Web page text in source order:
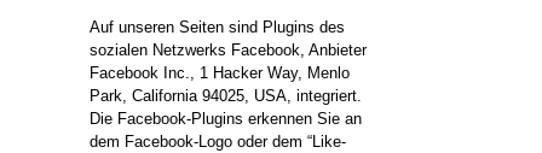
Auf unseren Seiten sind Plugins des
sozialen Netzwerks Facebook, Anbieter
Facebook Inc., 1 Hacker Way, Menlo
Park, California 94025, USA, integriert.
Die Facebook-Plugins erkennen Sie an
dem Facebook-Logo oder dem “Like-